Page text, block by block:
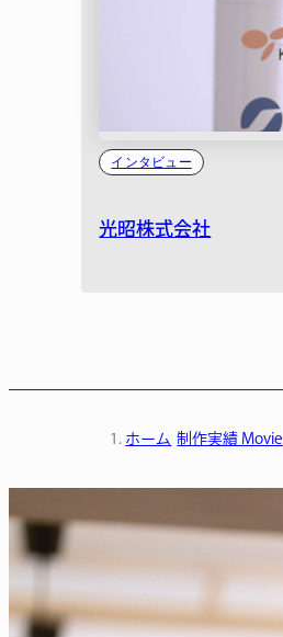
インタビュー
光昭株式会社
ホーム 制作実績 Movie